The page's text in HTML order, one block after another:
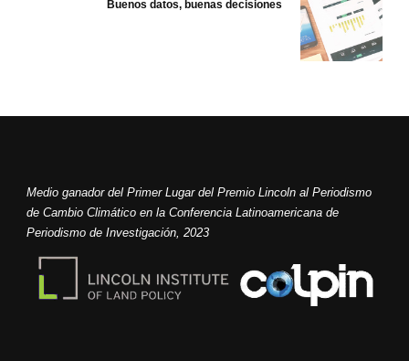
Buenos datos, buenas decisiones
Medio ganador del Primer Lugar del Premio Lincoln al Periodismo
de Cambio Climático en la Conferencia Latinoamericana de
Periodismo de Investigación, 2023